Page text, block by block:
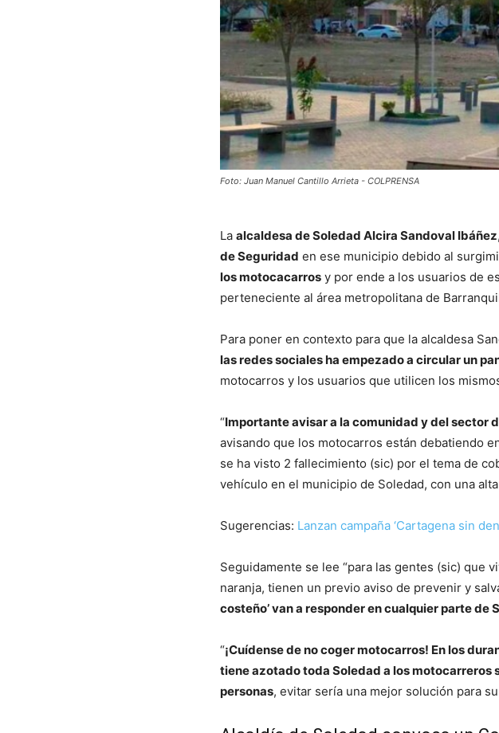
Foto: Juan Manuel Cantillo Arrieta - COLPRENSA
La alcaldesa de Soledad Alcira Sandoval Ibáñez
de Seguridad en ese municipio debido al
los motocacarros y por ende a los usuarios de
perteneciente al área metropolitana de
Para poner en contexto para que la alcaldesa
las redes sociales ha empezado a circular un
motocarros y los usuarios que utilicen los
“Importante avisar a la comunidad y del sector
avisando que los motocarros están debatiendo
se ha visto 2 fallecimiento (sic) por el tema de
vehículo en el municipio de Soledad, con una
Sugerencias: Lanzan campaña ‘Cartagena sin
Seguidamente se lee “para las gentes (sic) que
naranja, tienen un previo aviso de prevenir y
costeño’ van a responder en cualquier parte de
“¡Cuídense de no coger motocarros! En los
tiene azotado toda Soledad a los motocarreros
personas, evitar sería una mejor solución para